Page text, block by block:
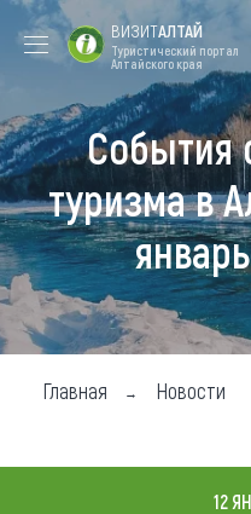
Форум VISIT
ALTAI
Цветение
Туры
Где побывать
Чем заняться
ВИЗИТАЛТАЙ
Туристический портал
Алтайского края
События
туризма в
Главная Новости
12